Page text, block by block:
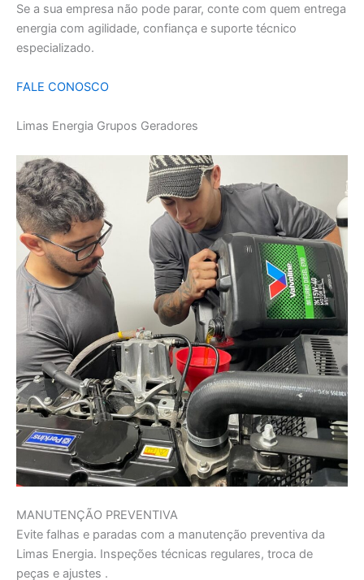
Se a sua empresa não pode parar, conte com quem entrega
energia com agilidade, confiança e suporte técnico
especializado.
FALE CONOSCO
Limas Energia Grupos Geradores
MANUTENÇÃO PREVENTIVA
Evite falhas e paradas com a manutenção preventiva da
Limas Energia. Inspeções técnicas regulares, troca de
peças e ajustes .